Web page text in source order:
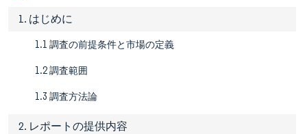
1. はじめに
1.1 調査の前提条件と市場の定義
1.2 調査範囲
1.3 調査方法論
2. レポートの提供内容